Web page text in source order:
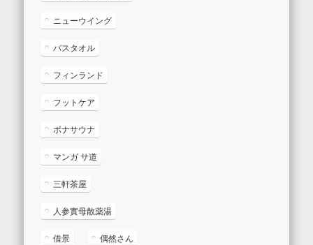
ニューウイング
バスタオル
フィンランド
フットケア
ボナサウナ
マンガ サ道
三軒茶屋
人参實母散薬湯
借景 偶然さん